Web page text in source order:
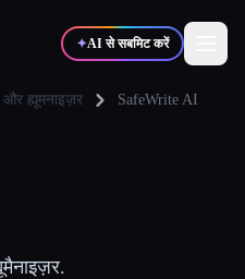
✦AI से सबमिट करें
ह्यूमनाइज़र SafeWrite AI